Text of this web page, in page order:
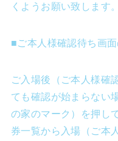
くようお願い致します。
■ご本人様確認待ち画
ご入場後（ご本人様確
ても確認が始まらない
の家のマーク）を押し
券一覧から入場（ご本